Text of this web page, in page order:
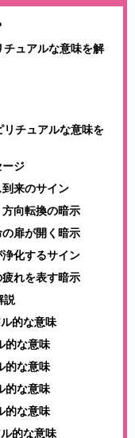
ュアルな意味を解
チュアルな意味を
ージ
来のサイン
向転換の暗示
扉が開く暗示
化するサイン
れを表す暗示
説
的な意味
的な意味
的な意味
的な意味
的な意味
的な意味